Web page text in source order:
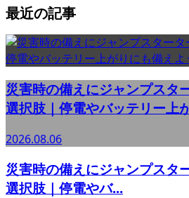
最近の記事
災害時の備えにジャンプスタ
選択肢｜停電やバッテリー上
2026.08.06
災害時の備えにジャンプスタ
選択肢｜停電やバ...